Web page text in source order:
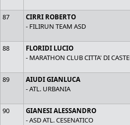
87
CIRRI ROBERTO
- FILIRUN TEAM ASD
88
FLORIDI LUCIO
- MARATHON CLUB CITTA' DI
89
AIUDI GIANLUCA
- ATL. URBANIA
90
GIANESI ALESSANDRO
- ASD ATL. CESENATICO